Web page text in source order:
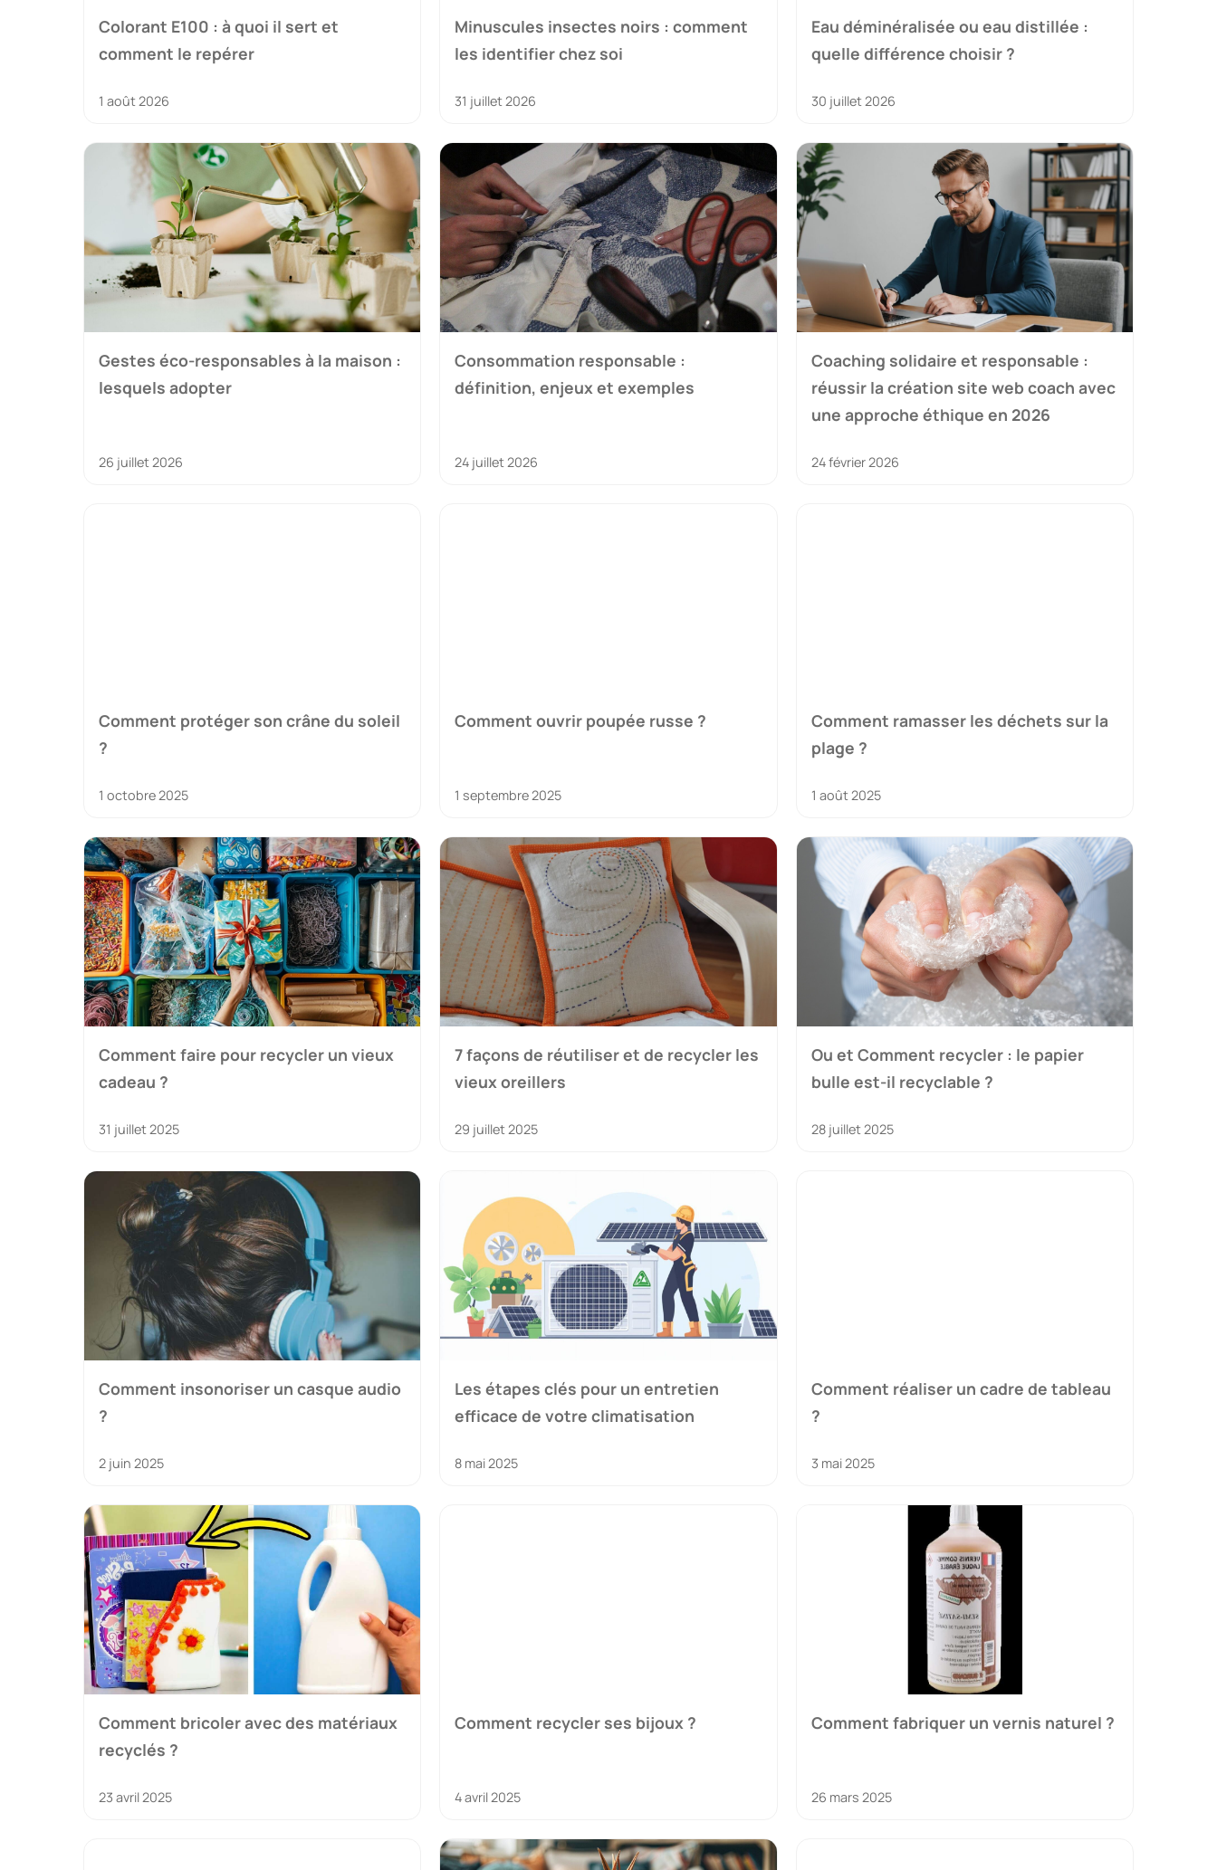
Colorant E100 : à quoi il sert et
comment le repérer
1 août 2026
Minuscules insectes noirs : comment
les identifier chez soi
31 juillet 2026
Eau déminéralisée ou eau distillée :
quelle différence choisir ?
30 juillet 2026
Gestes éco-responsables à la maison :
lesquels adopter
26 juillet 2026
Consommation responsable :
définition, enjeux et exemples
24 juillet 2026
Coaching solidaire et responsable :
réussir la création site web coach avec
une approche éthique en 2026
24 février 2026
Comment protéger son crâne du soleil
?
1 octobre 2025
Comment ouvrir poupée russe ?
1 septembre 2025
Comment ramasser les déchets sur la
plage ?
1 août 2025
Comment faire pour recycler un vieux
cadeau ?
31 juillet 2025
7 façons de réutiliser et de recycler les
vieux oreillers
29 juillet 2025
Ou et Comment recycler : le papier
bulle est-il recyclable ?
28 juillet 2025
Comment insonoriser un casque audio
?
2 juin 2025
Les étapes clés pour un entretien
efficace de votre climatisation
8 mai 2025
Comment réaliser un cadre de tableau
?
3 mai 2025
Comment bricoler avec des matériaux
recyclés ?
23 avril 2025
Comment recycler ses bijoux ?
4 avril 2025
Comment fabriquer un vernis naturel ?
26 mars 2025